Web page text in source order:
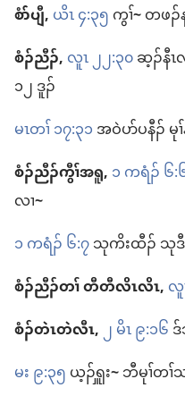
စံာ်ပျီ,ယိၤ ၄:၃၅ကွၢ်~တဖ
စံၣ်ညီၣ်,လူၤ ၂၂:၃၀ဆ့ၣ်နီၤ​
၁၂ ဒူၣ်
မၤတၢ် ၁၇:၃၁အ​ဝဲ​ပာ်​ပနီၣ်​
စံၣ်ညီၣ်​ကွီၢ်​အ​ရူ,၁ ကရံၣ်​ ၆:
လၢ~
၁ ကရံၣ်​ ၆:၇သု​ကိးထီၣ်​ သု​ဒီ
စံၣ်ညီၣ်​တၢ် တီတီ​လိၤလိၤ,လူ
စံၣ်တဲၤ​တဲလီၤ,၂ မိၤ ၉:၁၆
မး ၉:၃၅ယ့ၣ်ၡူး~ဘီမုၢ်​တၢ်​